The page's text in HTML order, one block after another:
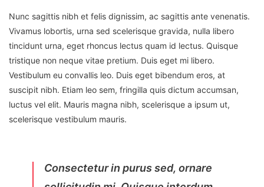
Nunc sagittis nibh et felis dignissim, ac sagittis ante venenatis.
Vivamus lobortis, urna sed scelerisque gravida, nulla libero
tincidunt urna, eget rhoncus lectus quam id lectus. Quisque
tristique non neque vitae pretium. Duis eget mi libero.
Vestibulum eu convallis leo. Duis eget bibendum eros, at
suscipit nibh. Etiam leo sem, fringilla quis dictum accumsan,
luctus vel elit. Mauris magna nibh, scelerisque a ipsum ut,
scelerisque vestibulum mauris.
Consectetur in purus sed, ornare